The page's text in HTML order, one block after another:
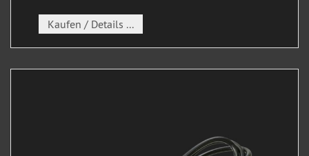
Kaufen / Details ...